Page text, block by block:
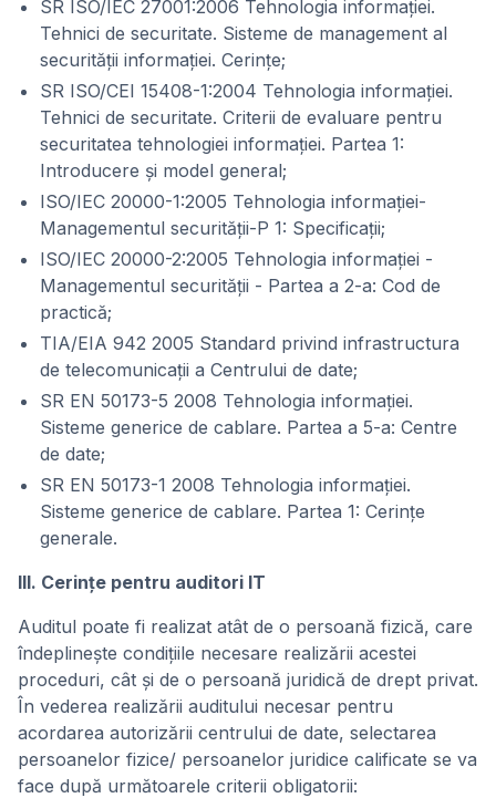
SR ISO/IEC 27001:2006 Tehnologia informaţiei.
Tehnici de securitate. Sisteme de management al
securităţii informaţiei. Cerinţe;
SR ISO/CEI 15408-1:2004 Tehnologia informaţiei.
Tehnici de securitate. Criterii de evaluare pentru
securitatea tehnologiei informaţiei. Partea 1:
Introducere şi model general;
ISO/IEC 20000-1:2005 Tehnologia informaţiei-
Managementul securităţii-P 1: Specificaţii;
ISO/IEC 20000-2:2005 Tehnologia informaţiei -
Managementul securităţii - Partea a 2-a: Cod de
practică;
TIA/EIA 942 2005 Standard privind infrastructura
de telecomunicaţii a Centrului de date;
SR EN 50173-5 2008 Tehnologia informaţiei.
Sisteme generice de cablare. Partea a 5-a: Centre
de date;
SR EN 50173-1 2008 Tehnologia informaţiei.
Sisteme generice de cablare. Partea 1: Cerinţe
generale.
III. Cerinţe pentru auditori IT
Auditul poate fi realizat atât de o persoană fizică, care
îndeplineşte condiţiile necesare realizării acestei
proceduri, cât şi de o persoană juridică de drept privat.
În vederea realizării auditului necesar pentru
acordarea autorizării centrului de date, selectarea
persoanelor fizice/ persoanelor juridice calificate se va
face după următoarele criterii obligatorii: